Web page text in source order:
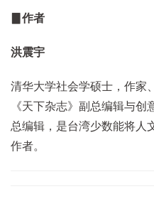
▊作者
洪震宇
清华大学社会学硕士，作家
《天下杂志》副总编辑与创
总编辑，是台湾少数能将人
作者。